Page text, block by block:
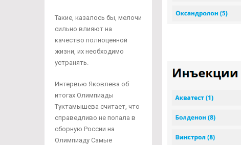
Такие, казалось бы, мелочи
сильно влияют на
качество полноценной
жизни, их необходимо
устранять.
Интервью Яковлева об
итогах Олимпиады
Туктамышева считает, что
справедливо не попала в
сборную России на
Олимпиаду Самые